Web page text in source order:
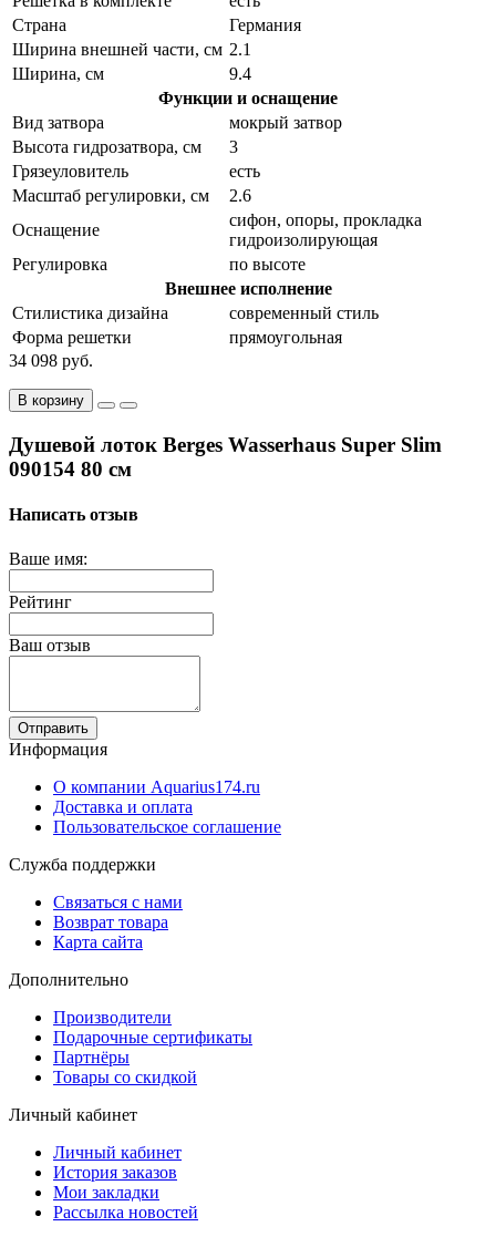
Страна
Германия
Ширина внешней части, см 2.1
Ширина, см
9.4
Функции и оснащение
Вид затвора
мокрый затвор
Высота гидрозатвора, см
3
Грязеуловитель
есть
Масштаб регулировки, см
2.6
Оснащение
сифон, опоры, прокладка
гидроизолирующая
Регулировка
по высоте
Внешнее исполнение
Стилистика дизайна
современный стиль
Форма решетки
прямоугольная
34 098 руб.
В корзину
Душевой лоток Berges Wasserhaus Super Slim
090154 80 см
Написать отзыв
Ваше имя:
Рейтинг
Ваш отзыв
Отправить
Информация
О компании Aquarius174.ru
Доставка и оплата
Пользовательское соглашение
Служба поддержки
Связаться с нами
Возврат товара
Карта сайта
Дополнительно
Производители
Подарочные сертификаты
Партнёры
Товары со скидкой
Личный кабинет
Личный кабинет
История заказов
Мои закладки
Рассылка новостей